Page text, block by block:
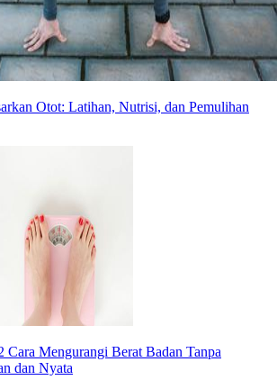
Otot: Latihan, Nutrisi, dan Pemulihan
Cara Mengurangi Berat Badan Tanpa
dan Nyata